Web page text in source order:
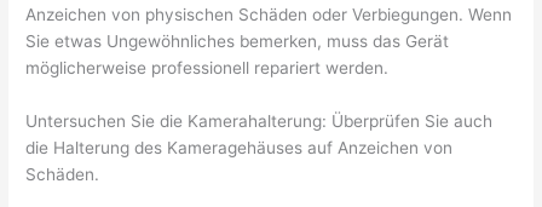
Anzeichen von physischen Schäden oder Verbiegungen. Wenn
Sie etwas Ungewöhnliches bemerken, muss das Gerät
möglicherweise professionell repariert werden.
Untersuchen Sie die Kamerahalterung: Überprüfen Sie auch
die Halterung des Kameragehäuses auf Anzeichen von
Schäden.